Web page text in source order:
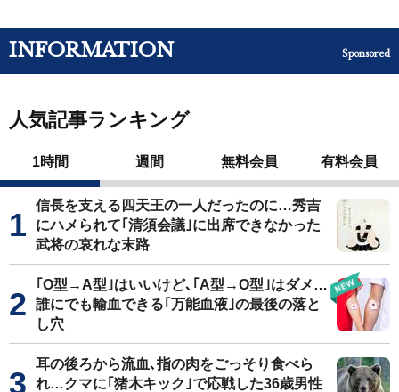
INFORMATION Sponsored
人気記事ランキング
1時間 週間 無料会員 有料会員
信長を支える四天王の一人だったのに…秀吉
にハメられて｢清須会議｣に出席できなかった
武将の哀れな末路
｢O型→A型｣はいいけど､｢A型→O型｣はダメ…
誰にでも輸血できる｢万能血液｣の最後の落と
し穴
耳の後ろから流血､指の肉をごっそり食べら
れ…クマに｢猪木キック｣で応戦した36歳男性